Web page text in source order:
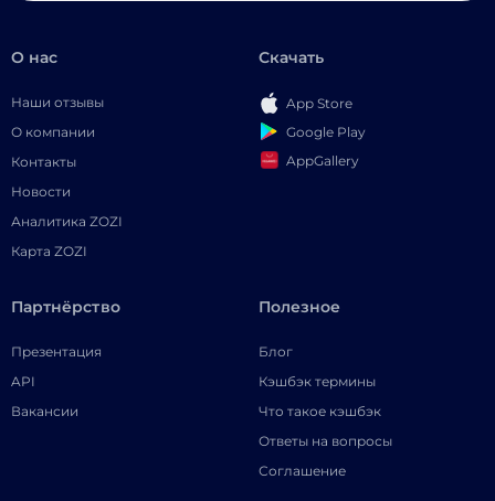
О нас
Наши отзывы
О компании
Контакты
Новости
Аналитика ZOZI
Карта ZOZI
Скачать
App Store
Google Play
AppGallery
Партнёрство
Презентация
API
Вакансии
Полезное
Блог
Кэшбэк термины
Что такое кэшбэк
Ответы на вопросы
Соглашение